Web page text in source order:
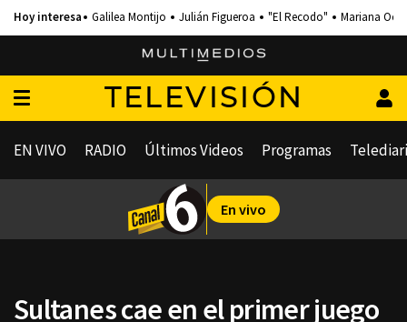
Galilea Montijo Julián Figueroa "El Recodo" Mariana
TELEVISIÓN
EN VIVO RADIO Últimos Videos Programas
En vivo
Sultanes cae en el primer juego